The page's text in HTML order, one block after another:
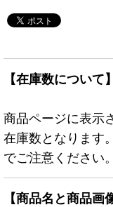
【在庫数について】
商品ページに表示
在庫数となります
でご注意ください。
【商品名と商品画